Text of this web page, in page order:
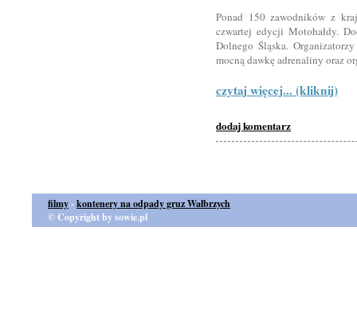
Ponad 150 zawodników z
czwartej edycji Motohałdy.
Dolnego Śląska.
mocną dawkę adrenaliny oraz
czytaj więcej... (kliknij)
dodaj komentarz
filmy-kontenery na odpady gruz Wałbrzych
© Copyright by sowie.pl